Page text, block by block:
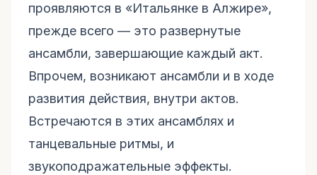
проявляются в «Итальянке в Алжире»,
прежде всего — это развернутые
ансамбли, завершающие каждый акт.
Впрочем, возникают ансамбли и в ходе
развития действия, внутри актов.
Встречаются в этих ансамблях и
танцевальные ритмы, и
звукоподражательные эффекты.